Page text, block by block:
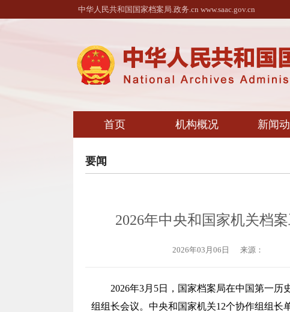
中华人民共和国国家档案局.政务.cn www.saac.gov.cn
首页 机构概况 新闻
要闻
2026年中央和国家机关档
2026年03月06日 来源：
2026年3月 5日，国家档案局在中国第一历
组组长会议。中央和国家机关12个协作组组长